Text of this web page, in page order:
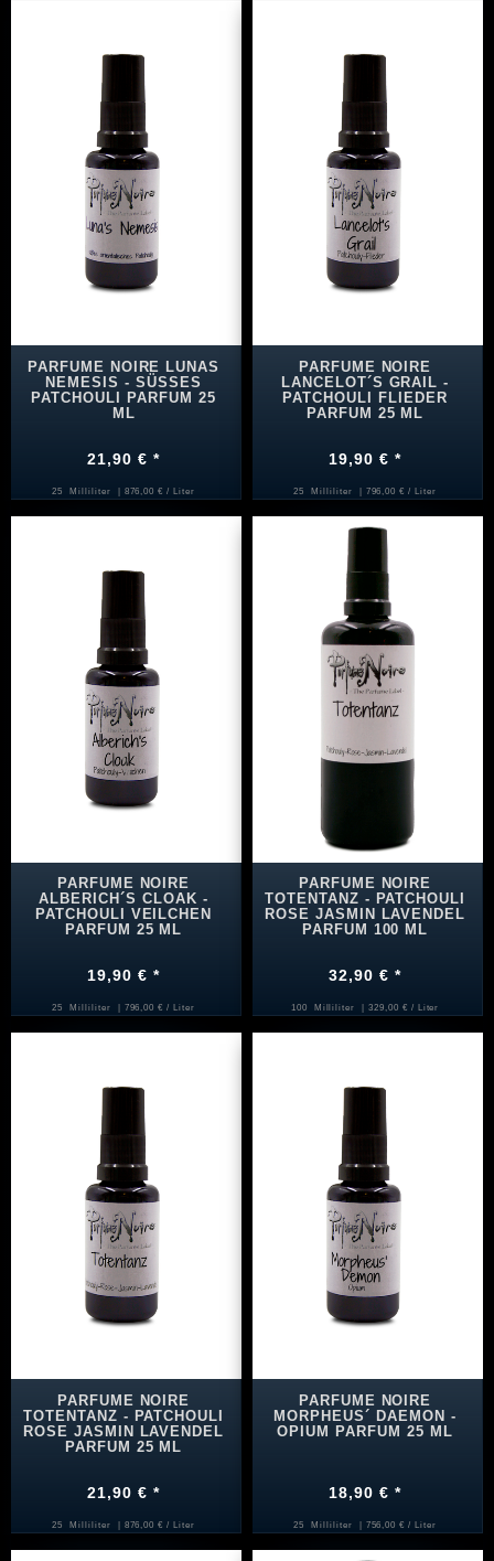
PARFUME NOIRE LUNAS
NEMESIS - SÜSSES
PATCHOULI PARFUM 25
ML
21,90 € *
25 Milliliter | 876,00 € / Liter
PARFUME NOIRE
LANCELOT´S GRAIL -
PATCHOULI FLIEDER
PARFUM 25 ML
19,90 € *
25 Milliliter | 796,00 € / Liter
PARFUME NOIRE
ALBERICH´S CLOAK -
PATCHOULI VEILCHEN
PARFUM 25 ML
19,90 € *
25 Milliliter | 796,00 € / Liter
PARFUME NOIRE
TOTENTANZ - PATCHOULI
ROSE JASMIN LAVENDEL
PARFUM 100 ML
32,90 € *
100 Milliliter | 329,00 € / Liter
PARFUME NOIRE
TOTENTANZ - PATCHOULI
ROSE JASMIN LAVENDEL
PARFUM 25 ML
21,90 € *
25 Milliliter | 876,00 € / Liter
PARFUME NOIRE
MORPHEUS´ DAEMON -
OPIUM PARFUM 25 ML
18,90 € *
25 Milliliter | 756,00 € / Liter